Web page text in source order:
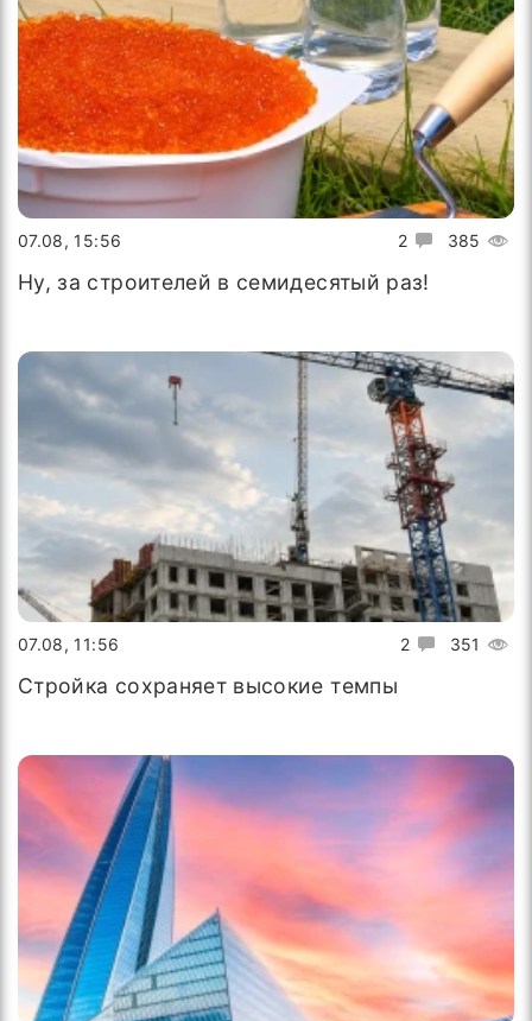
2 385
07.08, 15:56
Ну, за строителей в семидесятый раз!
2 351
07.08, 11:56
Стройка сохраняет высокие темпы